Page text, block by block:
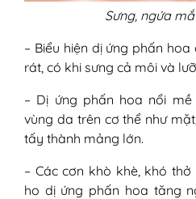
Sưng, ngứa
– Biểu hiện dị ứng phấn
rát, có khi sưng cả môi và
– Dị ứng phấn hoa nổi
vùng da trên cơ thể như
tấy thành mảng lớn.
– Các cơn khò khè, khó
ho dị ứng phấn hoa tăng